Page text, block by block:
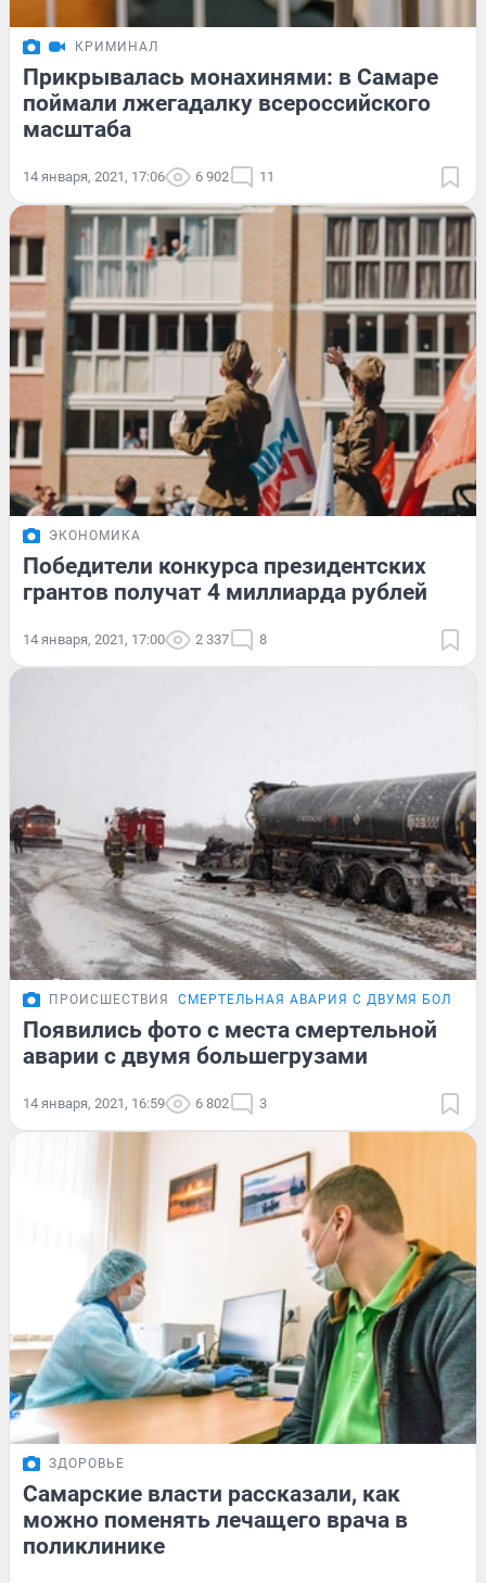
КРИМИНАЛ
Прикрывалась монахинями: в Самаре
поймали лжегадалку всероссийского
масштаба
14 января, 2021, 17:06 6 902 11
ЭКОНОМИКА
Победители конкурса президентских
грантов получат 4 миллиарда рублей
14 января, 2021, 17:00 2 337 8
ПРОИСШЕСТВИЯ СМЕРТЕЛЬНАЯ АВАРИЯ С ДВУМЯ
Появились фото с места смертельной
аварии с двумя большегрузами
14 января, 2021, 16:59 6 802 3
ЗДОРОВЬЕ
Самарские власти рассказали, как
можно поменять лечащего врача в
поликлинике